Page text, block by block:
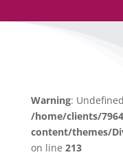
Warning:
/home/clients/
content/themes/
on line 213